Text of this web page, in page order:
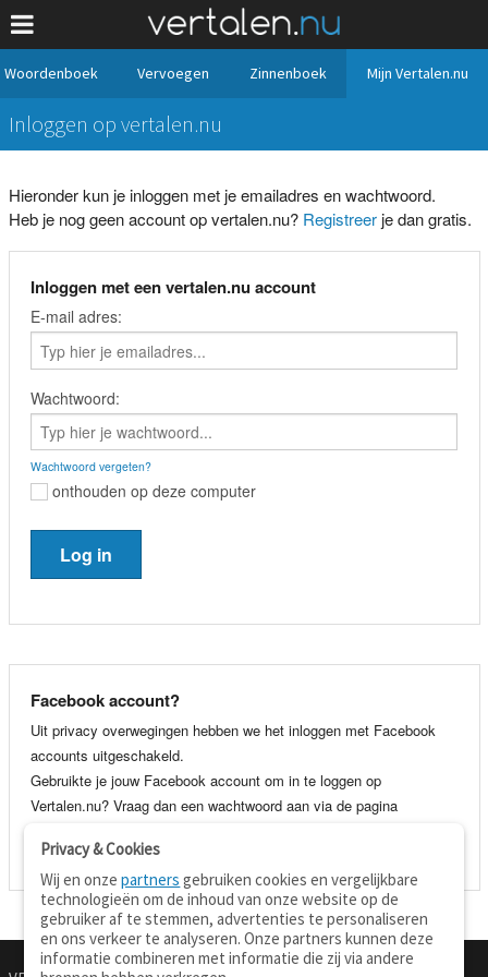
Woordenboek Vervoegen Zinnenboek Mijn Vertalen.nu
Inloggen op vertalen.nu
Hieronder kun je inloggen met je emailadres en wachtwoord.
Heb je nog geen account op vertalen.nu? Registreerje dan gratis.
Inloggen met een vertalen.nu account
E-mail adres:
Wachtwoord:
Wachtwoord vergeten?
onthouden op deze computer
Facebook account?
Uit privacy overwegingen hebben we het inloggen met Facebook
accounts uitgeschakeld.
Gebruikte je jouw Facebook account om in te loggen op
Vertalen.nu? Vraag dan een wachtwoord aan via de pagina
je e-mail adres en wachtwoord.
Privacy & Cookies
Wij en onzepartners gebruiken cookies en vergelijkbare
technologieën om de inhoud van onze website op de
gebruiker af te stemmen, advertenties te personaliseren
en ons verkeer te analyseren. Onze partners kunnen deze
informatie combineren met informatie die zij via andere